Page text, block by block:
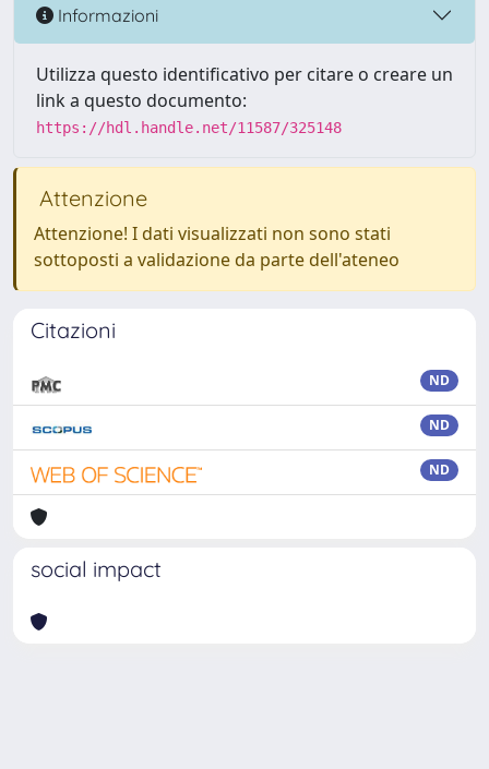
Informazioni
Utilizza questo identificativo per citare o creare un
link a questo documento:
https://hdl.handle.net/11587/325148
Attenzione
Attenzione! I dati visualizzati non sono stati
sottoposti a validazione da parte dell'ateneo
Citazioni
ND
ND
ND
social impact